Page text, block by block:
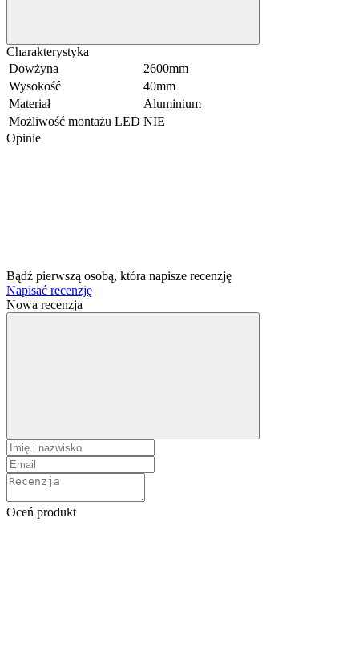
Charakterystyka
Dowżyna
2600mm
Wysokość
40mm
Materiał
Aluminium
Możliwość montażu LED NIE
Opinie
Bądź pierwszą osobą, która napisze recenzję
Napisać recenzję
Nowa recenzja
Oceń produkt